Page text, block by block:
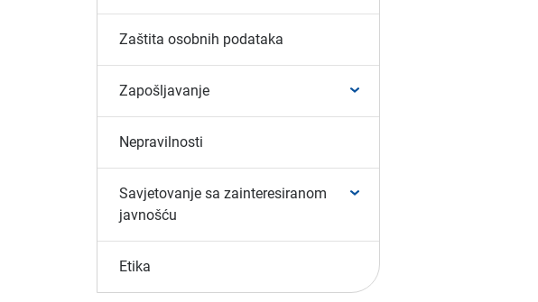
Zaštita osobnih podataka
Zapošljavanje
Nepravilnosti
Savjetovanje sa zainteresiranom
javnošću
Etika